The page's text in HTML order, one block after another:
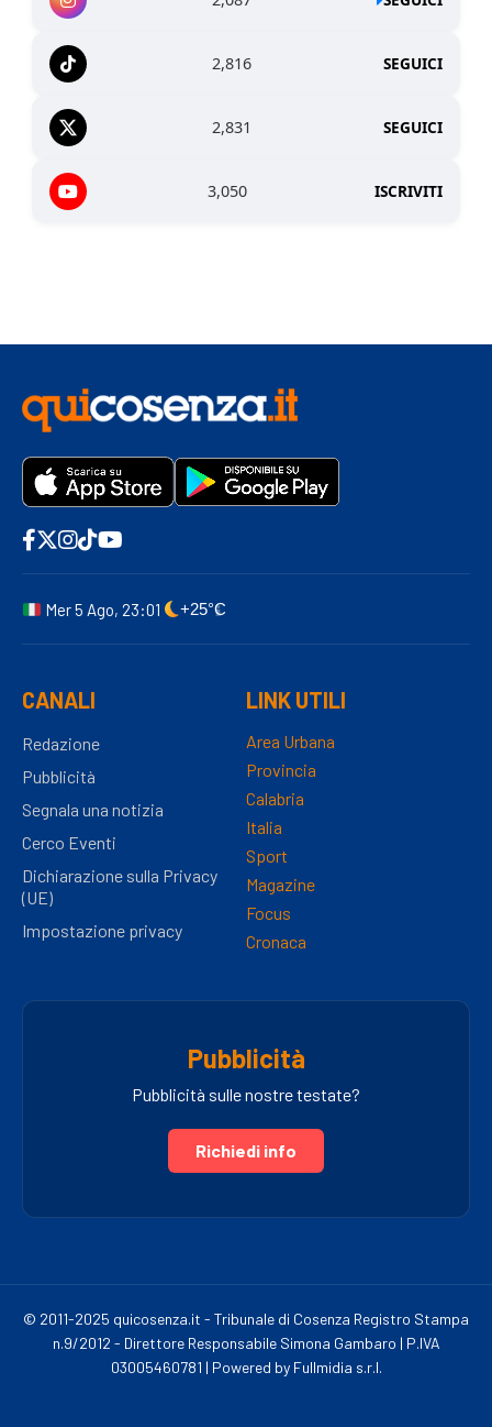
2,816 SEGUICI
2,831 SEGUICI
3,050 ISCRIVITI
Mer 5 Ago, 23:01 +25°C
CANALI
Redazione
Pubblicità
Segnala una notizia
Cerco Eventi
Dichiarazione sulla Privacy
(UE)
Impostazione privacy
LINK UTILI
Area Urbana
Provincia
Calabria
Italia
Sport
Magazine
Focus
Cronaca
Pubblicità
Pubblicità sulle nostre testate?
Richiedi info
© 2011-2025 quicosenza.it - Tribunale di Cosenza Registro Stampa
n.9/2012 - Direttore Responsabile Simona Gambaro | P.IVA
03005460781 | Powered by Fullmidia s.r.l.